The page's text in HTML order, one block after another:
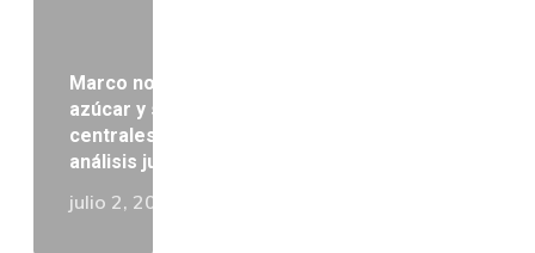
Marco normativo del cultivo de caña de
azúcar y su procesamiento por los
centrales azucareros en Venezuela: Un
análisis jurídico comparado
julio 2, 2025